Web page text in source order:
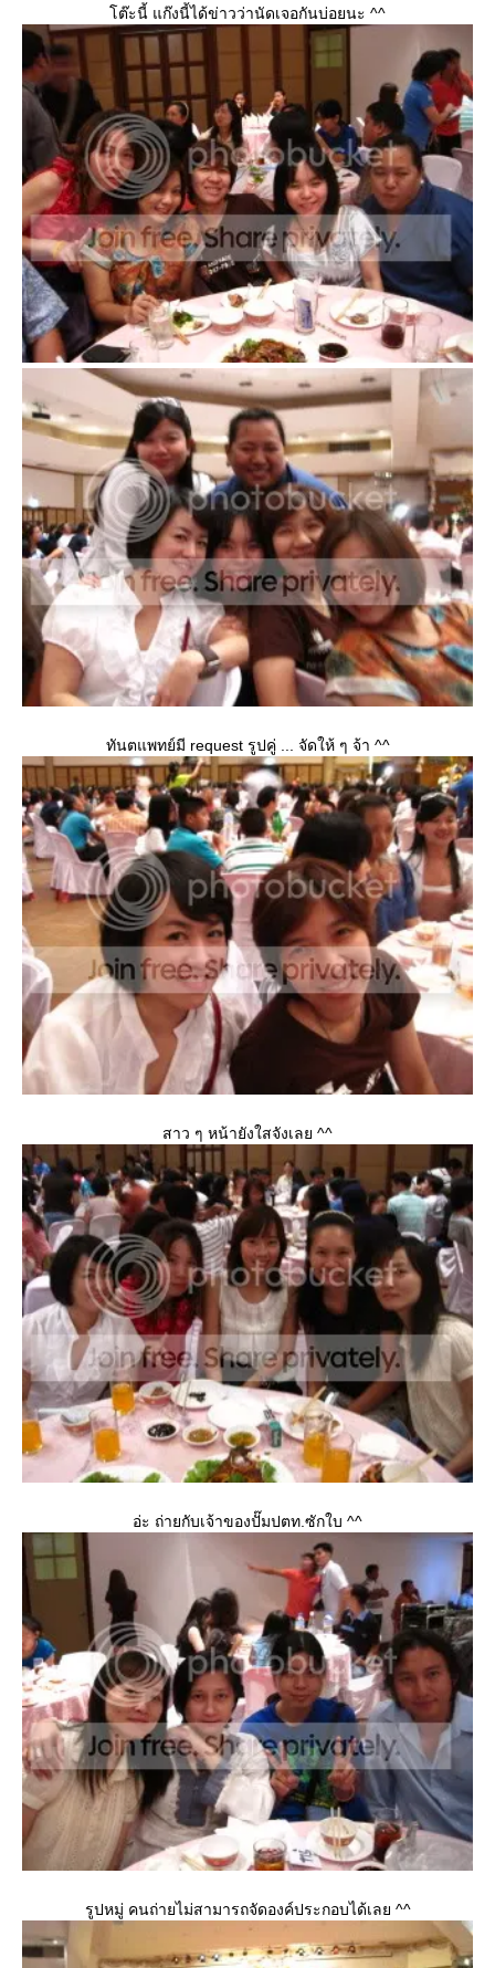
ต๊ะนี้ แก๊งนี้ได้ข่าวว่านัดเจอกันบ่อยนะ ^^
ทันตแพทย์มี request รูปคู่ ... จัดให้ ๆ จ้า ^^
สาว ๆ หน้ายังใสจังเลย ^^
อ่ะ ถ่ายกับเจ้าของปั๊มปตท.ซักใบ ^^
รูปหมู่ คนถ่ายไม่สามารถจัดองค์ประกอบได้เลย ^^